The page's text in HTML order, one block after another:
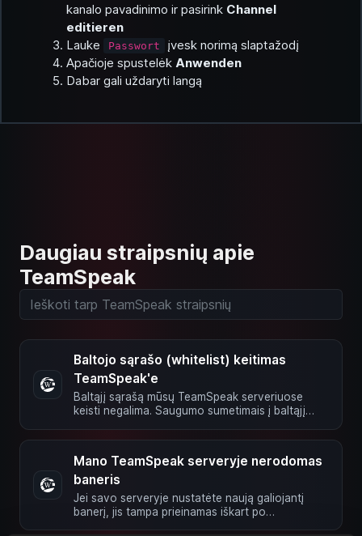
kanalo pavadinimo ir pasirink Channel
editieren
Lauke
Passwort
įvesk norimą slaptažodį
Apačioje spustelėk Anwenden
Dabar gali uždaryti langą
Daugiau straipsnių apie
TeamSpeak
Baltojo sąrašo (whitelist) keitimas
TeamSpeak'e
Baltąjį sąrašą mūsų TeamSpeak serveriuose
keisti negalima. Saugumo sumetimais į baltąjį
Mano TeamSpeak serveryje nerodomas
baneris
Jei savo serveryje nustatėte naują galiojantį
banerį, jis tampa prieinamas iškart po